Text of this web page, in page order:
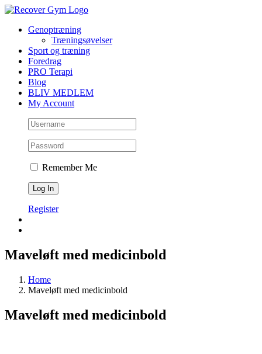
Genoptræning
Træningsøvelser
Sport og træning
Foredrag
PRO Terapi
Blog
BLIV MEDLEM
My Account
Remember Me
Register
Maveløft med medicinbold
Home
Maveløft med medicinbold
Maveløft med medicinbold